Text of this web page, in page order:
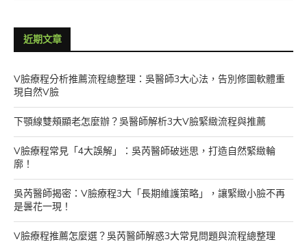
近期文章
V臉療程分析推薦流程總整理：吳醫師3大心法，告別修圖軟體重
現自然V臉
下顎線雙頰顯老怎麼辦？吳醫師解析3大V臉緊緻流程與推薦
V臉療程常見「4大誤解」：吳芮醫師破迷思，打造自然緊緻輪
廓！
吳芮醫師揭密：V臉療程3大「長期維護策略」，讓緊緻小臉不再
是曇花一現！
V臉療程推薦怎麼選？吳芮醫師解惑3大常見問題與流程總整理